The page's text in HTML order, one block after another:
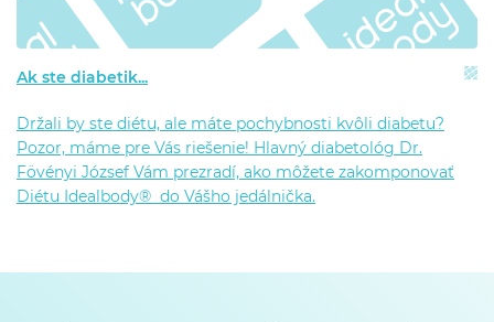
Ak ste diabetik...
Držali by ste diétu, ale máte pochybnosti kvôli diabetu?
Pozor, máme pre Vás riešenie! Hlavný diabetológ Dr.
Fövényi József Vám prezradí, ako môžete zakomponovať
Diétu Idealbody® do Vášho jedálnička.